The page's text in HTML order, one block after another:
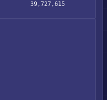
39,727,615